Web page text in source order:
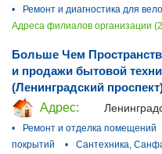
•
Ремонт и диагностика для
Адреса филиалов организации
Больше Чем
и продажи бытовой
(Ленинградский
Адрес:
•
Ремонт и отделка помещений
покрытий
• Сантехника,